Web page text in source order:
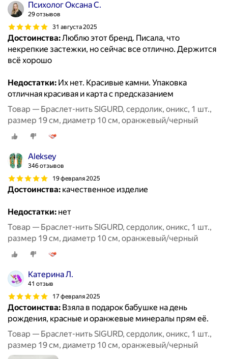
Психолог Оксана С.
29 отзывов
31 августа 2025
Достоинства:Люблю этот бренд. Писала, что
некрепкие застежки, но сейчас все отлично. Держится
всё хорошо
Недостатки: Их нет. Красивые камни. Упаковка
отличная красивая и карта с предсказанием
Товар — Браслет-нить SIGURD, сердолик, оникс, 1 шт.,
размер 19 см, диаметр 10 см, оранжевый/черный
Aleksey
346 отзывов
19 февраля 2025
Достоинства: качественное изделие
Недостатки: нет
Товар — Браслет-нить SIGURD, сердолик, оникс, 1 шт.,
размер 19 см, диаметр 10 см, оранжевый/черный
Катерина Л.
41 отзыв
17 февраля 2025
Достоинства: Взяла в подарок бабушке на день
рождения, красные и оранжевые минералы прям её.
Товар — Браслет-нить SIGURD, сердолик, оникс, 1 шт.,
размер 19 см, диаметр 10 см, оранжевый/черный